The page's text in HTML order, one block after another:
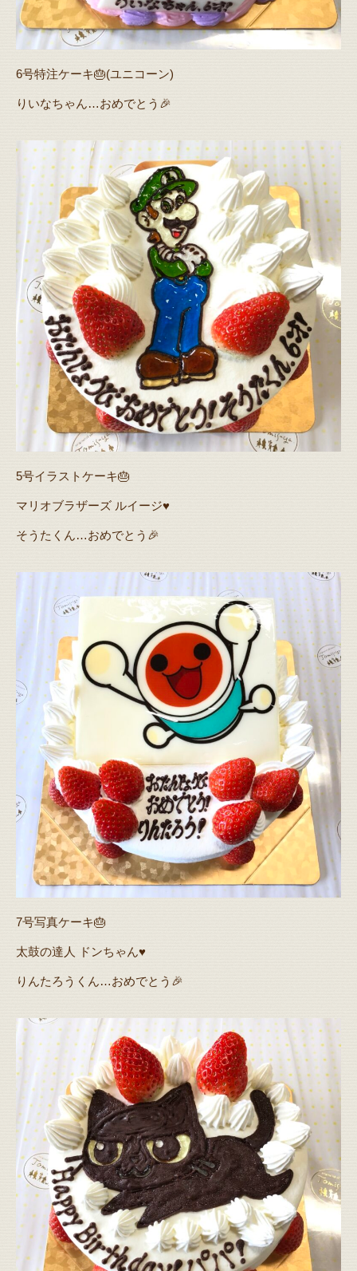
6号特注ケーキ🎂(ユニコーン)
りいなちゃん…おめでとう🎉
5号イラストケーキ🎂
マリオブラザーズ ルイージ♥️
そうたくん…おめでとう🎉
7号写真ケーキ🎂
太鼓の達人 ドンちゃん♥️
りんたろうくん…おめでとう🎉